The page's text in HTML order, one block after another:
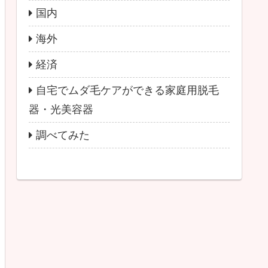
国内
海外
経済
自宅でムダ毛ケアができる家庭用脱毛
器・光美容器
調べてみた